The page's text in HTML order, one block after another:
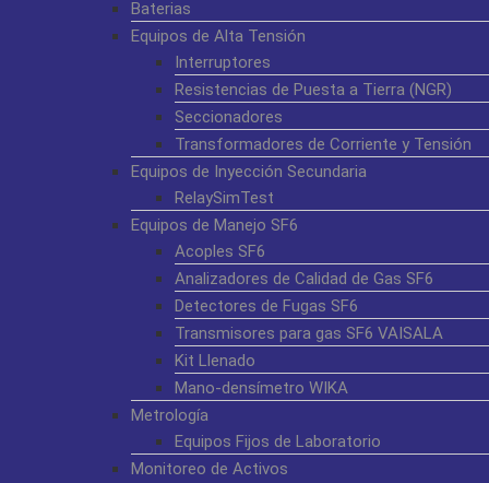
Baterias
Equipos de Alta Tensión
Interruptores
Resistencias de Puesta a Tierra (NGR)
Seccionadores
Transformadores de Corriente y Tensión
Equipos de Inyección Secundaria
RelaySimTest
Equipos de Manejo SF6
Acoples SF6
Analizadores de Calidad de Gas SF6
Detectores de Fugas SF6
Transmisores para gas SF6 VAISALA
Kit Llenado
Mano-densímetro WIKA
Metrología
Equipos Fijos de Laboratorio
Monitoreo de Activos